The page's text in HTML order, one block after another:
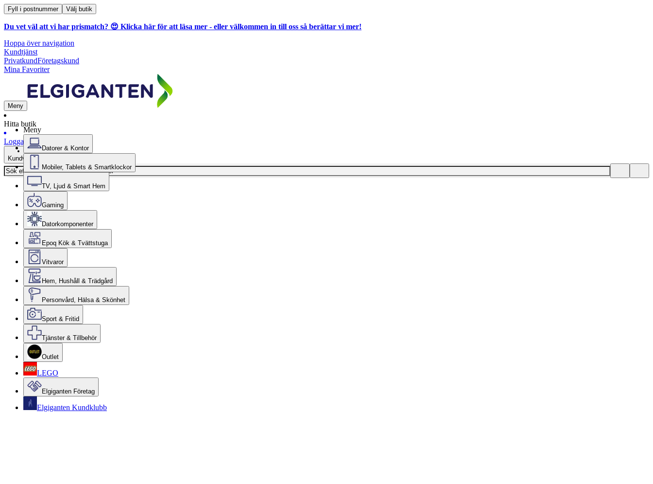
Fyll i postnummer Välj butik
Du vet väl att vi har prismatch? 😍 Klicka här för att läsa mer - eller välkommen in till oss så berättar vi mer!
Hoppa över navigation
Kundtjänst
PrivatkundFöretagskund
Mina Favoriter
Meny
Hitta butik
Logga in
Kundvagn
Meny
Datorer & Kontor
Mobiler, Tablets & Smartklockor
TV, Ljud & Smart Hem
Gaming
Datorkomponenter
Epoq Kök & Tvättstuga
Vitvaror
Hem, Hushåll & Trädgård
Personvård, Hälsa & Skönhet
Sport & Fritid
Tjänster & Tillbehör
Outlet
LEGO
Elgiganten Företag
Elgiganten Kundklubb